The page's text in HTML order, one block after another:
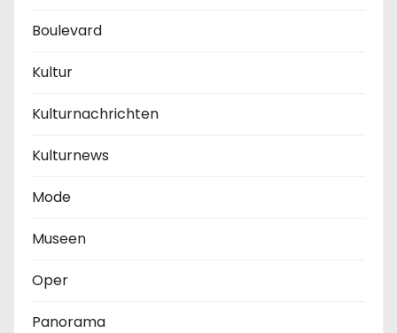
Boulevard
Kultur
Kulturnachrichten
Kulturnews
Mode
Museen
Oper
Panorama